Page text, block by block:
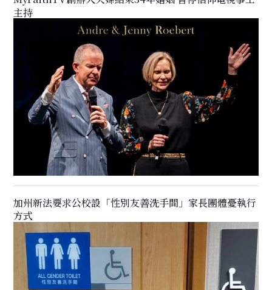
主持
加州新法要求公校設「性別友善洗手間」家長團體憂執行
方式